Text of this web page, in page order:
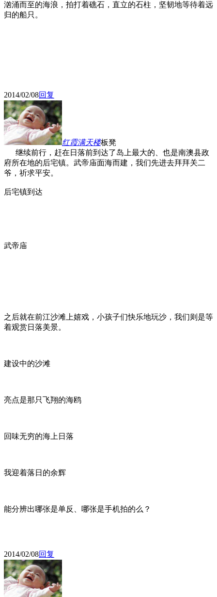
汹涌而至的海浪，拍打着礁石，直立的石柱，坚韧地等待着远
归的船只。
2014/02/08回复
红霞满天楼板凳
继续前行，赶在日落前到达了岛上最大的、也是南澳县政
府所在地的后宅镇。武帝庙面海而建，我们先进去拜拜关二
爷，祈求平安。
后宅镇到达
武帝庙
之后就在前江沙滩上嬉戏，小孩子们快乐地玩沙，我们则是等
着观赏日落美景。
建设中的沙滩
亮点是那只飞翔的海鸥
回味无穷的海上日落
我迎着落日的余辉
能分辨出哪张是单反、哪张是手机拍的么？
2014/02/08回复